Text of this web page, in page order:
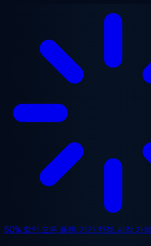
50% 할인 모든 플랜, 기간 한정. 시작 가격